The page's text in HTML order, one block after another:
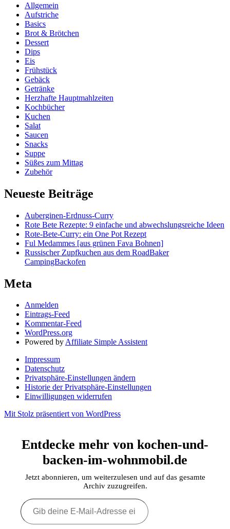
Allgemein
Aufstriche
Basics
Brot & Brötchen
Dessert
Dips
Eis
Frühstück
Gebäck
Getränke
Herzhafte Hauptmahlzeiten
Kochbücher
Kuchen
Salat
Saucen
Snacks
Suppe
Süßes zum Mittag
Zubehör
Neueste Beiträge
Auberginen-Erdnuss-Curry
Rote Bete Rezepte: 9 einfache und abwechslungsreiche Ideen
Rote-Bete-Curry: ein One Pot Rezept
Ful Medammes [aus grünen Fava Bohnen]
Russischer Zupfkuchen aus dem RoadBaker
CampingBackofen
Meta
Anmelden
Eintrags-Feed
Kommentar-Feed
WordPress.org
Powered byAffiliate Simple Assistent
Impressum
Datenschutz
Privatsphäre-Einstellungen ändern
Historie der Privatsphäre-Einstellungen
Einwilligungen widerrufen
Mit Stolz präsentiert von WordPress
Entdecke mehr von kochen-und-
backen-im-wohnmobil.de
Jetzt abonnieren, um weiterzulesen und auf das gesamte
Archiv zuzugreifen.
Gib
deine
E-